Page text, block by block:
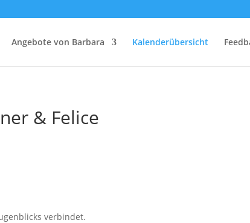
Angebote von Barbara Kalenderübersicht
& Felice
verbindet.